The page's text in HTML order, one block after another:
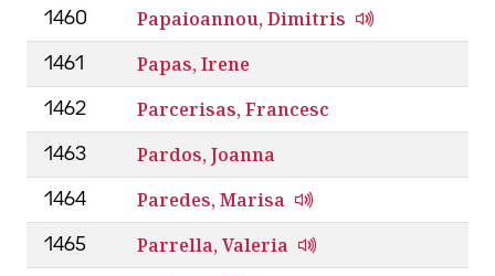
1460 Papaioannou, Dimitris
1461 Papas, Irene
1462 Parcerisas, Francesc
1463 Pardos, Joanna
1464 Paredes, Marisa
1465 Parrella, Valeria